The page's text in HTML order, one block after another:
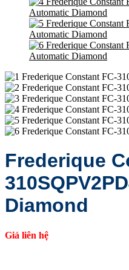
Frederique
Diamond
Giá liên hệ